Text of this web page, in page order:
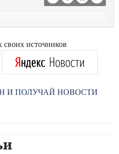
своих источников
И ПОЛУЧАЙ НОВОСТИ